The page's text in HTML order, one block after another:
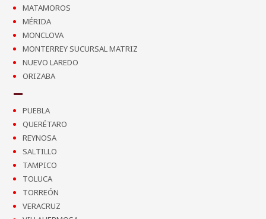
MATAMOROS
MÉRIDA
MONCLOVA
MONTERREY SUCURSAL MATRIZ
NUEVO LAREDO
ORIZABA
PUEBLA
QUERÉTARO
REYNOSA
SALTILLO
TAMPICO
TOLUCA
TORREÓN
VERACRUZ